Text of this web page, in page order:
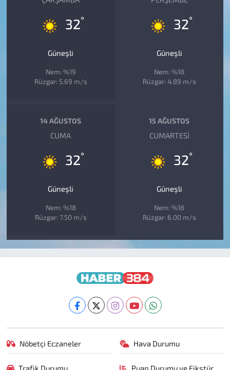
32°
Güneşli
Nem: %19
Rüzgar: 5.69 m/s
32°
Güneşli
Nem: %18
Rüzgar: 4.89 m/s
14 AĞUSTOS
CUMA
32°
Güneşli
Nem: %18
Rüzgar: 7.50 m/s
15 AĞUSTOS
CUMARTESI
32°
Güneşli
Nem: %18
Rüzgar: 6.00 m/s
Nöbetçi Eczaneler Hava Durumu
Trafik Durumu Puan Durumu ve Fikstür